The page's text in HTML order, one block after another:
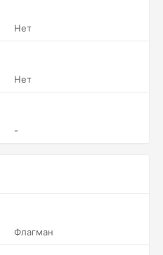
Нет
Нет
-
Флагман